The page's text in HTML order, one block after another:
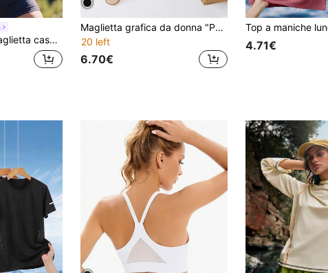
colore per uso quotidiano e all'aperto
Maglietta grafica da donna "PROSECCO MOOD" di colore marrone - Stampa carina e divertente adatta per brunch estivi, giornate in spiaggia e uscite con gli amici - Outfit casual di moda con tonalità terrose
20 left
6.70€
4.71€